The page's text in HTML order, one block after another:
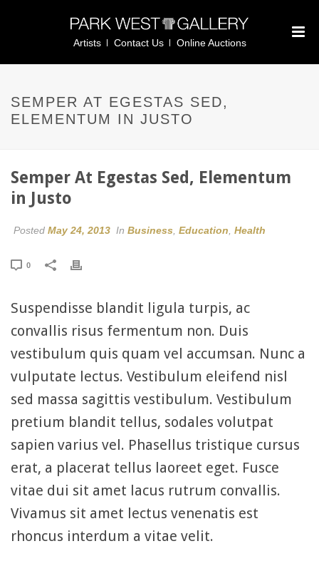
Artists Contact Us Online Auctions
SEMPER AT EGESTAS SED,
ELEMENTUM IN JUSTO
Semper At Egestas Sed, Elementum
in Justo
Posted May 24, 2013 In Business Education Health
0
Suspendisse blandit ligula turpis, ac
convallis risus fermentum non. Duis
vestibulum quis quam vel accumsan. Nunc a
vulputate lectus. Vestibulum eleifend nisl
sed massa sagittis vestibulum. Vestibulum
pretium blandit tellus, sodales volutpat
sapien varius vel. Phasellus tristique cursus
erat, a placerat tellus laoreet eget. Fusce
vitae dui sit amet lacus rutrum convallis.
Vivamus sit amet lectus venenatis est
rhoncus interdum a vitae velit.